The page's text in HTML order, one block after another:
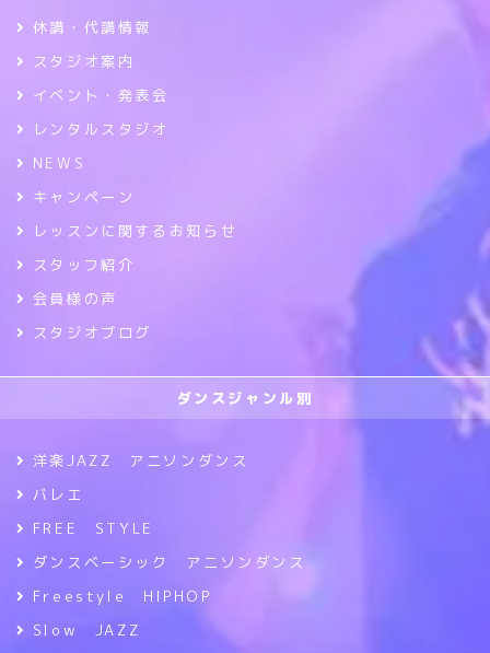
休講・代講情報
スタジオ案内
イベント・発表会
レンタルスタジオ
NEWS
キャンペーン
レッスンに関するお知らせ
スタッフ紹介
会員様の声
スタジオブログ
ダンスジャンル別
洋楽JAZZ アニソンダンス
バレエ
FREE STYLE
ダンスベーシック アニソンダンス
Freestyle HIPHOP
Slow JAZZ